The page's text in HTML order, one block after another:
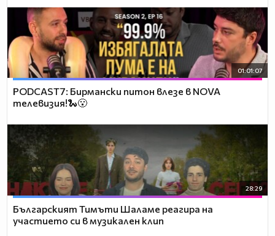
01:01:07
PODCAST7: Бирмански питон влезе в NOVA
телевизия!🐍😮
28:29
Българският Тимъти Шаламе реагира на
участието си в музикален клип